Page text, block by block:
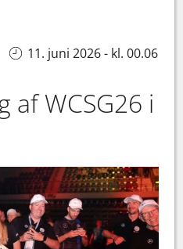
11. juni 2026 - kl. 00.06
af WCSG26 i